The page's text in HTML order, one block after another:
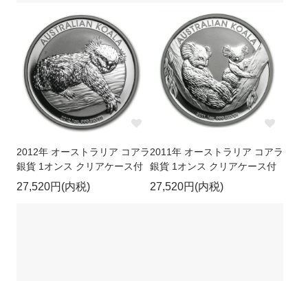
2012年 オーストラリア コアラ
銀貨 1オンス クリアケース付
27,520円(内税)
2011年 オーストラリア コアラ
銀貨 1オンス クリアケース付
27,520円(内税)